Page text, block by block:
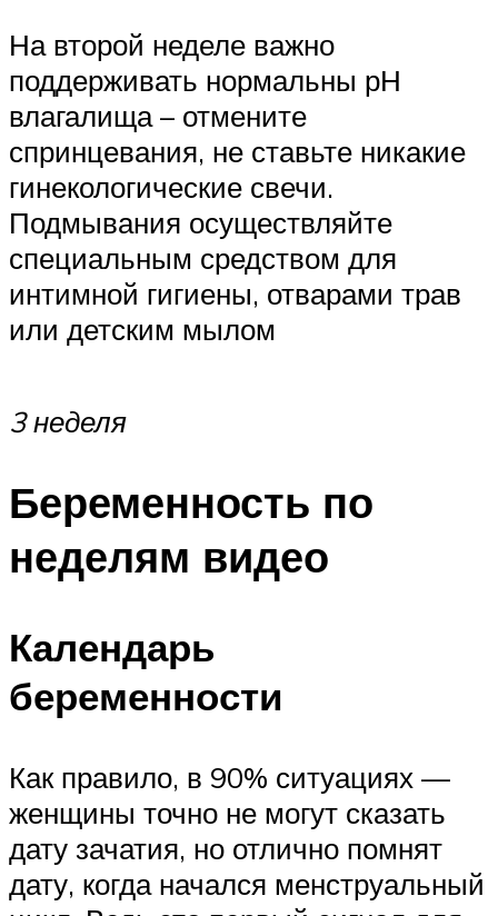
На второй неделе важно
поддерживать нормальны рН
влагалища – отмените
спринцевания, не ставьте никакие
гинекологические свечи.
Подмывания осуществляйте
специальным средством для
интимной гигиены, отварами трав
или детским мылом
3 неделя
Беременность по
неделям видео
Календарь
беременности
Как правило, в 90% ситуациях —
женщины точно не могут сказать
дату зачатия, но отлично помнят
дату, когда начался менструальный